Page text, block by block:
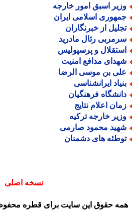
اسبق امور خارجه
اسلامی ایران
از خبرنگاران
رئال مادرید
و پرسپولیس
مدافع امنیت
بن موسی الرضا
ایرانشناسی
فرهنگیان
اعلام نتایج
خارجه ترکیه
محمود صارمی
های دشمنان
نسخه اصلی
حقوق این سایت برای قطره محفوظ